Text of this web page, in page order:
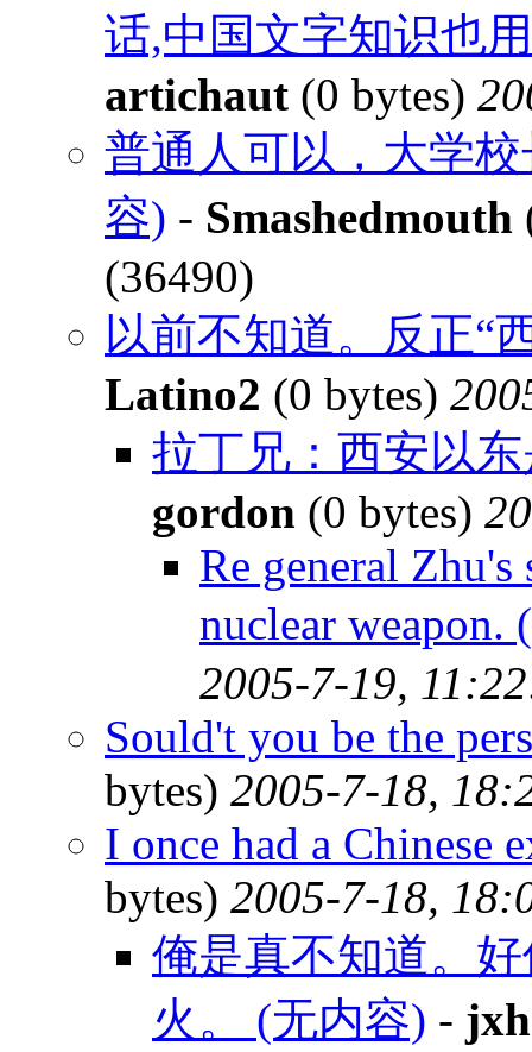
话,中国文字知识也
artichaut (0 bytes)
普通人可以，大学
容) - Smashedmouth
(36490)
以前不知道。反正“
Latino2 (0 bytes)
拉丁兄：西安以
gordon (0 bytes)
Re general
nuclear weapon.
2005-7-19,
Sould't you be the
bytes) 2005-7-18,
I once had a Chinese
bytes) 2005-7-18,
俺是真不知道。
火。 (无内容) - jxh